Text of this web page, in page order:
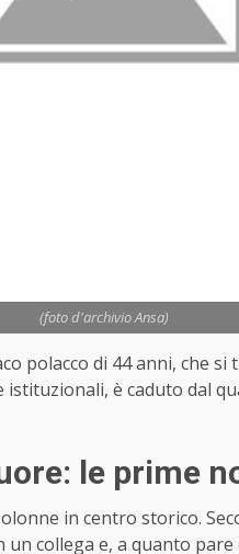
(foto d'archivio Ansa)
polacco di 44 anni, che
è caduto dal
le prime
in centro storico.
collega e, a quanto